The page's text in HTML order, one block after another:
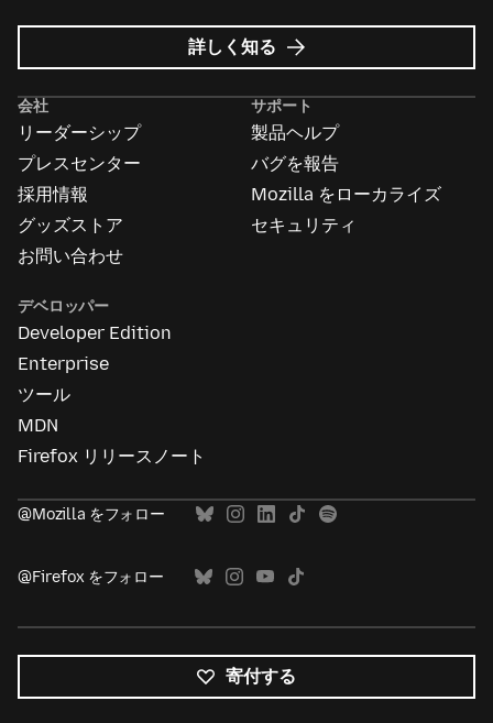
Mozilla
広
詳しく知る
会社
リーダーシップ
プレスセンター
採用情報
グッズストア
お問い合わせ
サポート
製品ヘルプ
バグを報告
Mozilla をローカライズ
セキュリティ
デベロッパー
Developer Edition
Enterprise
ツール
MDN
Firefox リリースノート
@Mozilla をフォロー
@Firefox をフォロー
寄付する